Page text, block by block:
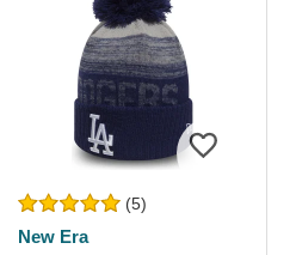
(5)
New Era